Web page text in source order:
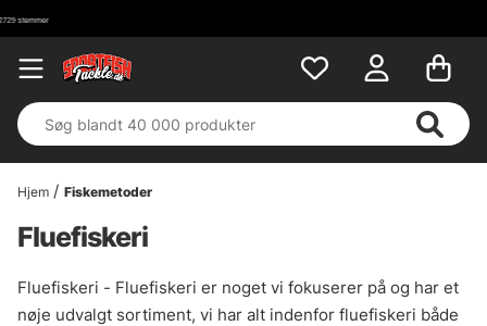
Hjem Fiskemetoder
Fluefiskeri
Fluefiskeri - Fluefiskeri er noget vi fokuserer på og har et
nøje udvalgt sortiment, vi har alt indenfor fluefiskeri både